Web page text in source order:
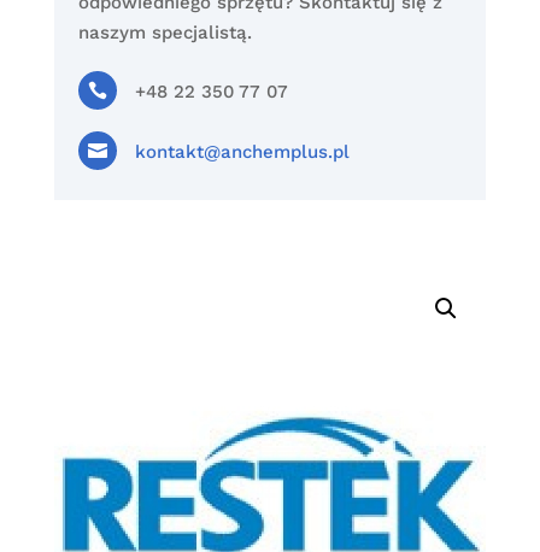
naszym specjalistą.
 +48 22 350 77 07
 kontakt@anchemplus.pl